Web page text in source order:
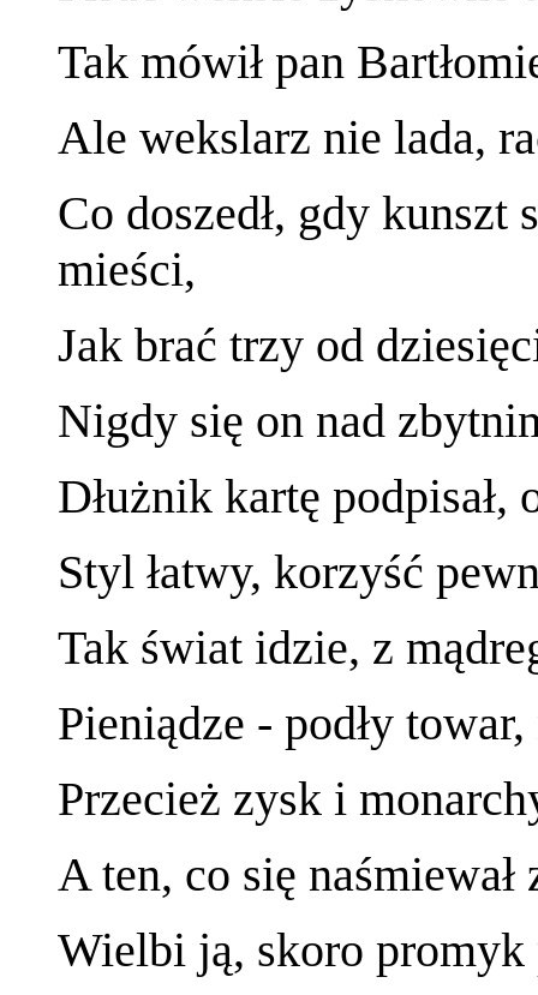
Tak mówił pan
Ale wekslarz nie lada,
Co doszedł, gdy kunszt
mieści,
Jak brać trzy od
Nigdy się on nad
Dłużnik kartę podpisał,
Styl łatwy, korzyść
Tak świat idzie, z
Pieniądze - podły
Przecież zysk i
A ten, co się
Wielbi ją, skoro